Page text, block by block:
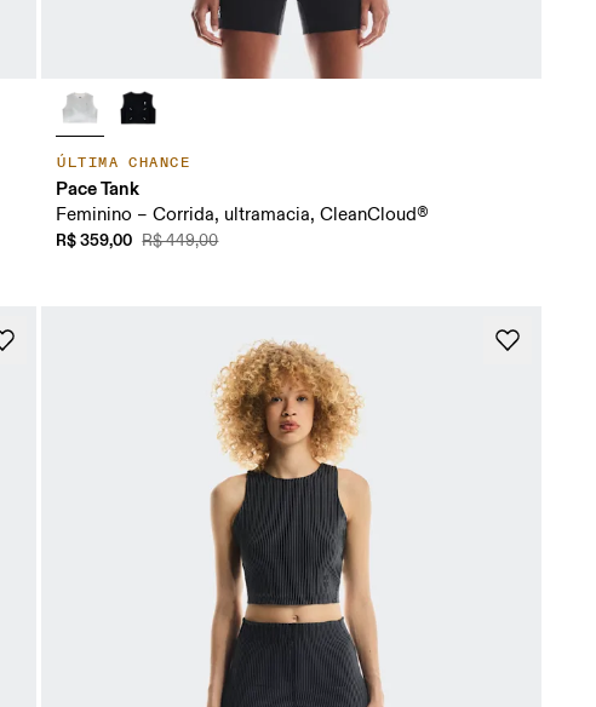
ÚLTIMA CHANCE
Pace Tank
Feminino – Corrida, ultramacia, CleanCloud®
R$ 359,00 R$ 449,00